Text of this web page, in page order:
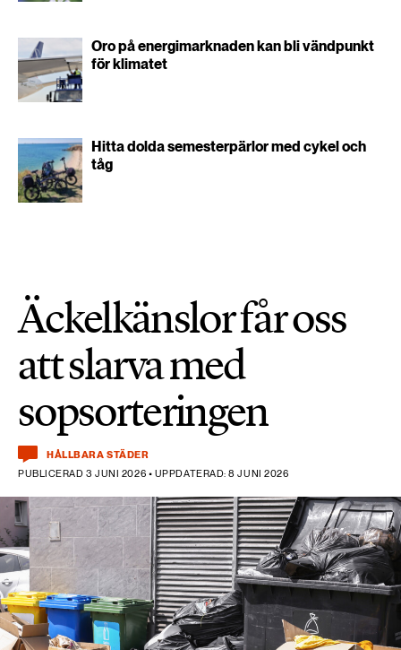
Oro på energimarknaden kan bli vändpunkt
för klimatet
Hitta dolda semesterpärlor med cykel och
tåg
Äckelkänslor får oss
att slarva med
sopsorteringen
HÅLLBARA STÄDER
PUBLICERAD 3 JUNI 2026 • UPPDATERAD: 8 JUNI 2026